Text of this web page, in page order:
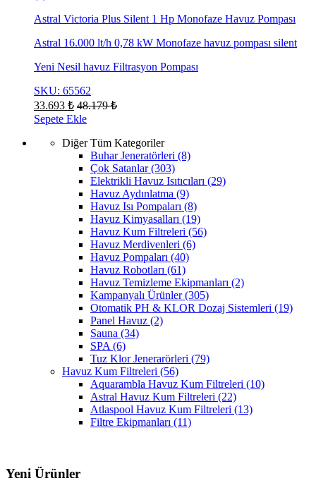
Astral Victoria Plus Silent 1 Hp Monofaze Havuz Pompası
Astral 16.000 lt/h 0,78 kW Monofaze havuz pompası silent
Yeni Nesil havuz Filtrasyon Pompası
SKU: 65562
33.693 ₺ 48.179₺
Sepete Ekle
Diğer Tüm Kategoriler
Buhar Jeneratörleri (8)
Çok Satanlar(303)
Elektrikli Havuz Isıtıcıları (29)
Havuz Aydınlatma (9)
Havuz Isı Pompaları (8)
Havuz Kimyasalları (19)
Havuz Kum Filtreleri (56)
Havuz Merdivenleri (6)
Havuz Pompaları (40)
Havuz Robotları (61)
Havuz Temizleme Ekipmanları (2)
Kampanyalı Ürünler(305)
Otomatik PH & KLOR Dozaj Sistemleri (19)
Panel Havuz (2)
Sauna (34)
SPA (6)
Tuz Klor Jenerarörleri (79)
Havuz Kum Filtreleri (56)
Aquarambla Havuz Kum Filtreleri (10)
Astral Havuz Kum Filtreleri (22)
Atlaspool Havuz Kum Filtreleri (13)
Filtre Ekipmanları (11)
Yeni Ürünler